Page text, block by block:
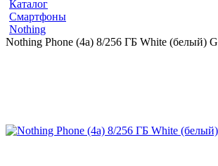
Каталог
Смартфоны
Nothing
Nothing Phone (4a) 8/256 ГБ White (белый)